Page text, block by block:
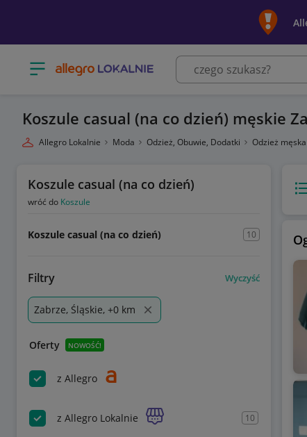
Otwórz menu z kategoriami
Koszule casual (na co dzień) męskie
Allegro Lokalnie Moda Odzież, Obuwie, Dodatki Odzież męska
Koszule casual (na co dzień)
wróć do Koszule
Koszule casual (na co dzień) 10
Filtry Wyczyść
Zabrze, Śląskie, +0 km
Oferty NOWOŚĆ!
z Allegro
z Allegro Lokalnie 10